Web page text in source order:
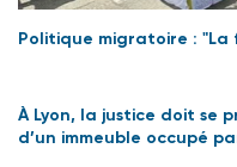
Politique migratoire : "La
À Lyon, la justice doit se
d’un immeuble occupé